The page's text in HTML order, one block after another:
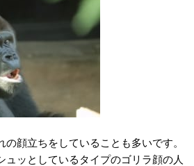
の顔立ちをしていることも多いです。
ュッとしているタイプのゴリラ顔の人